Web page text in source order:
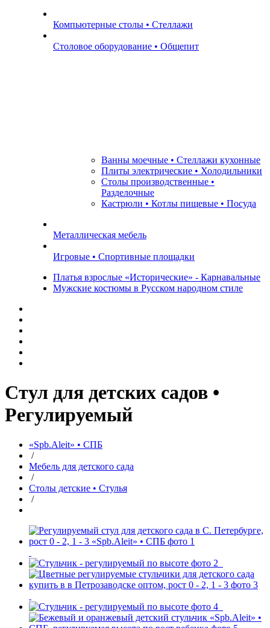
Компьютерные столы • Стеллажи
Столовое оборудование • Общепит
Ванны моечные • Стеллажи кухонные
Плиты электрические • Холодильники
Столы производственные •
Разделочные
Кастрюли • Котлы пищевые • Посуда
Металлическая мебель
Игровые • Спортивные площадки
Платья взрослые «Исторические» - Карнавальные
Мужские костюмы в Русском народном стиле
Стул для детских садов •
Регулируемый
«Spb.Aleit» • СПБ
/
Мебель для детского сада
/
Столы детские • Стулья
/